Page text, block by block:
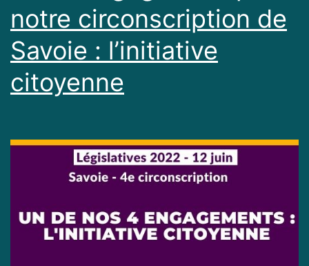
notre circonscription de
Savoie : l’initiative
citoyenne